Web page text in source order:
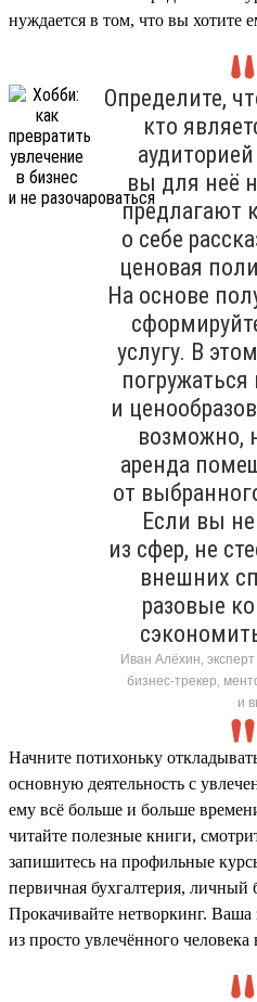
нуждается в том, что вы хотите
Определите,
кто
вы для неё
предлагают
о себе
ценовая
На основе
услугу. В
и
возможно,
аренда
от
Если вы
из сфер, не
внешних
разовые
Иван Алёхин,
бизнес-трекер,
и
Начните потихоньку
основную деятельность с
ему всё больше и больше
читайте полезные книги,
запишитесь на профильные
первичная бухгалтерия,
Прокачивайте нетворкинг. Ваша
из просто увлечённого человека